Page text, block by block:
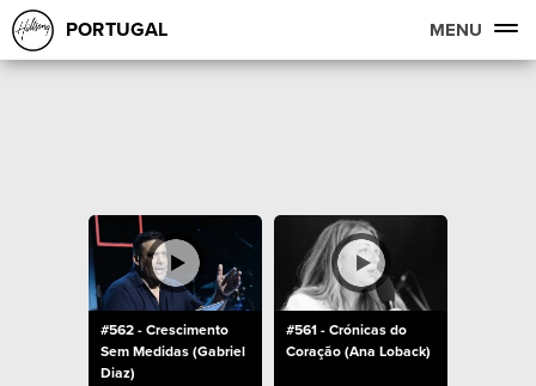
PORTUGAL MENU
#562 - Crescimento
Sem Medidas (Gabriel
Diaz)
#561 - Crónicas do
Coração (Ana Loback)